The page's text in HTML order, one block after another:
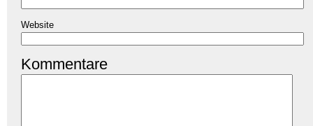
Website
Kommentare